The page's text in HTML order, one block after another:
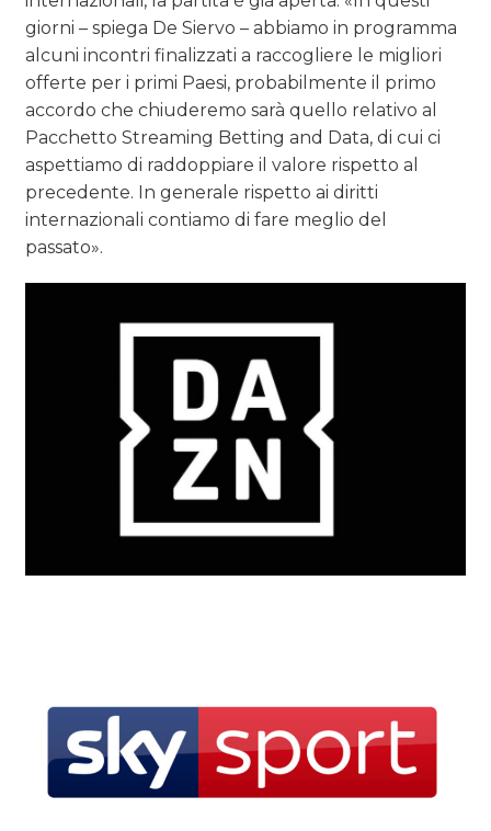
giorni – spiega De Siervo – abbiamo in programma
alcuni incontri finalizzati a raccogliere le migliori
offerte per i primi Paesi, probabilmente il primo
accordo che chiuderemo sarà quello relativo al
Pacchetto Streaming Betting and Data, di cui ci
aspettiamo di raddoppiare il valore rispetto al
precedente. In generale rispetto ai diritti
internazionali contiamo di fare meglio del
passato».